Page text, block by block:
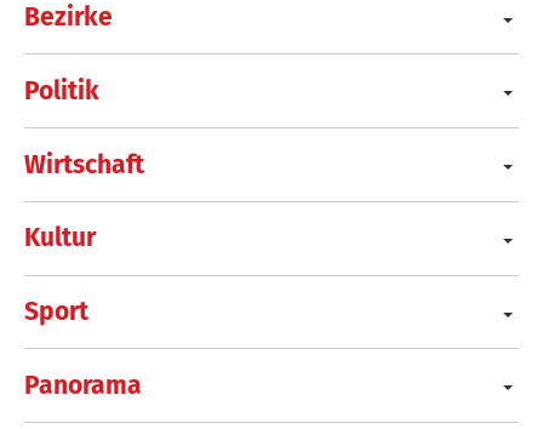
Bezirke
Politik
Wirtschaft
Kultur
Sport
Panorama